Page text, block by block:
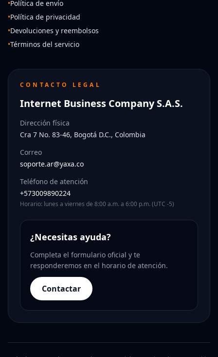
•Política de envío
•Política de privacidad
•Devoluciones y reembolsos
•Términos del servicio
CONTACTO LEGAL
Internet Business Company S.A.S.
Dirección física
Cra 7 No. 83-46, Bogotá D.C., Colombia
Correo
soporte.ar@yaxa.co
Teléfono de atención
+573009890224
Horario: lunes a viernes de 8:00 a.m. a 6:00 p.m. (UTC -5)
¿Necesitas ayuda?
Completa el formulario oficial y te
responderemos en el horario de atención.
Contactar